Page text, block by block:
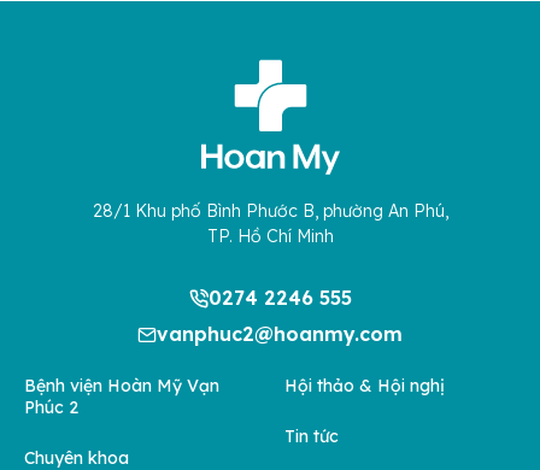
28/1 Khu phố Bình Phước B, phường An Phú,
TP. Hồ Chí Minh
0274 2246 555
vanphuc2@hoanmy.com
Bệnh viện Hoàn Mỹ Vạn
Phúc 2
Chuyên khoa
Hội thảo & Hội nghị
Tin tức